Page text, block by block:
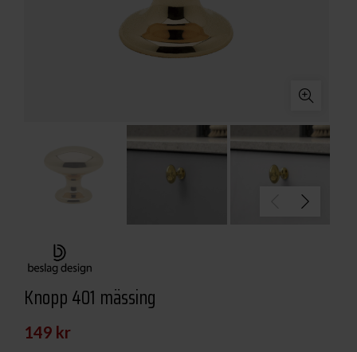
Knopp 401 mässing
149 kr